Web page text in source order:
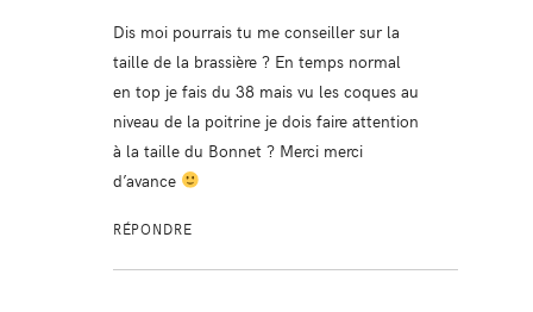
Dis moi pourrais tu me conseiller sur la
taille de la brassière ? En temps normal
en top je fais du 38 mais vu les coques au
niveau de la poitrine je dois faire attention
à la taille du Bonnet ? Merci merci
d’avance
RÉPONDRE